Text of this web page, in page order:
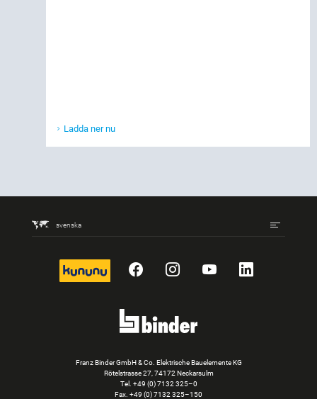
Ladda ner nu
svenska
kununu FacebookInstagram
YouTubeLinkedIn
Franz Binder GmbH & Co. Elektrische Bauelemente KG
Rötelstrasse 27, 74172 Neckarsulm
Tel. +49 (0) 7132 325–0
Fax. +49 (0) 7132 325–150